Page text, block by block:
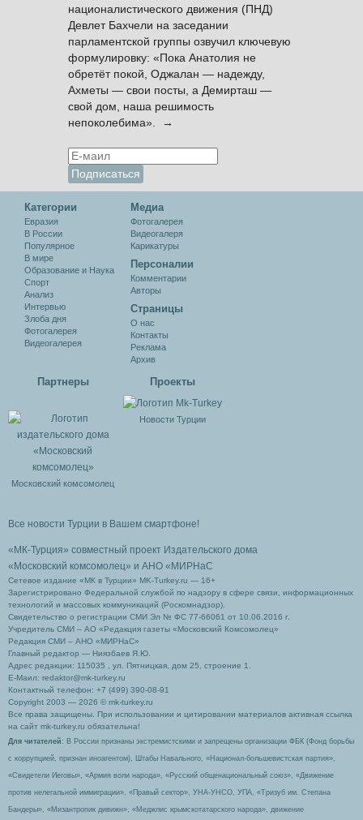
националистического движения (ПНД)
Девлет Бахчели на заседании
парламентской группы озвучил ключевую
формулировку: «Пока Анатолия не
обретёт покой, Оджалан — надежду,
Ахметы — свои посты, а Демирташ —
свой дом, наша решимость
непоколебима». →
Категории
Евразия
В России
Популярное
В мире
Образование и Наука
Спорт
Анализ
Интервью
Злоба дня
Фотогалерея
Видеогалерея
Медиа
Фотогалерея
Видеогалеря
Карикатуры
Персоналии
Комментарии
Авторы
Cтраницы
О нас
Контакты
Реклама
Архив
Партнеры
Московский комсомолец
Проекты
Новости Турции
Все новости Турции в Вашем смартфоне!
«МК-Турция» совместный проект Издательского дома
«Московский комсомолец» и АНО «МИРНаС
Сетевое издание «МК в Турции» MK-Turkey.ru — 16+
Зарегистрировано Федеральной службой по надзору в сфере связи, информационных
технологий и массовых коммуникаций (Роскомнадзор).
Свидетельство о регистрации СМИ Эл № ФС 77-66061 от 10.06.2016 г.
Учредитель СМИ – АО «Редакция газеты «Московский Комсомолец»
Редакция СМИ – АНО «МИРНаС»
Главный редактор — Ниязбаев Я.Ю.
Адрес редакции: 115035 , ул. Пятницкая, дом 25, строение 1.
Е-Маил: redaktor@mk-turkey.ru
Контактный телефон: +7 (499) 390-08-91
Copyright 2003 — 2026 © mk-turkey.ru
Все права защищены. При использовании и цитировании материалов активная ссылка
на сайт mk-turkey.ru обязательна!
Для читателей : В России признаны экстремистскими и запрещены организации ФБК (Фонд борьбы
с коррупцией, признан иноагентом), Штабы Навального, «Национал-большевистская партия»,
«Свидетели Иеговы», «Армия воли народа», «Русский общенациональный союз», «Движение
против нелегальной иммиграции», «Правый сектор», УНА-УНСО, УПА, «Тризуб им. Степана
Бандеры», «Мизантропик дивижн», «Меджлис крымскотатарского народа», движение